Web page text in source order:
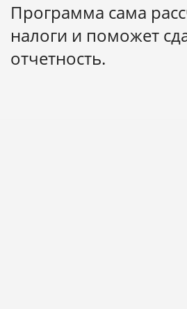
Программа сама
налоги и поможет
отчетность.